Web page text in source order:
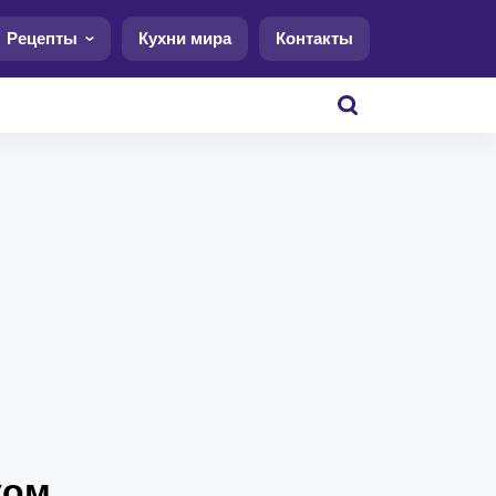
Рецепты Кухни мира Контакты